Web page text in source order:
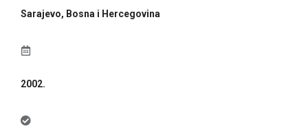
Sarajevo, Bosna i Hercegovina
2002.